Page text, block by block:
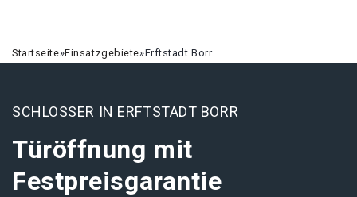
Startseite»Einsatzgebiete»Erftstadt Borr
SCHLOSSER IN ERFTSTADT BORR
Türöffnung mit
Festpreisgarantie